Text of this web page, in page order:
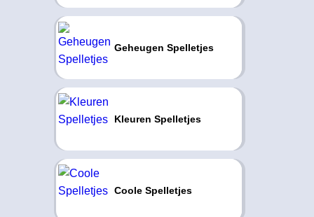
Geheugen Spelletjes
Kleuren Spelletjes
Coole Spelletjes